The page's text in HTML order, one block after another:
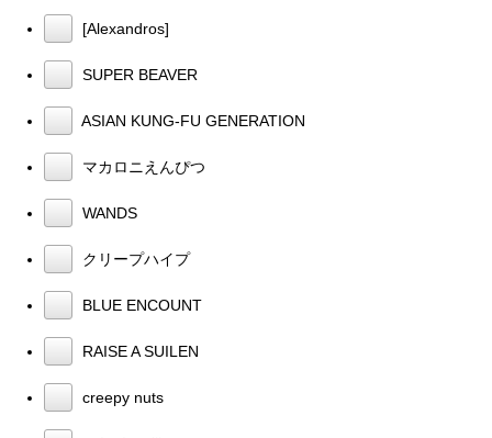
[Alexandros]
SUPER BEAVER
ASIAN KUNG-FU GENERATION
マカロニえんぴつ
WANDS
クリープハイプ
BLUE ENCOUNT
RAISE A SUILEN
creepy nuts